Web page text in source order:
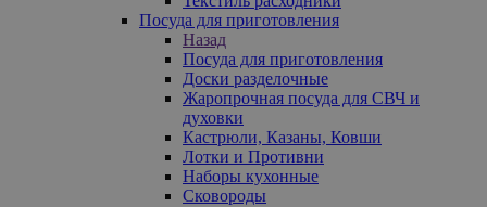
Посуда для приготовления
Назад
Посуда для приготовления
Доски разделочные
Жаропрочная посуда для СВЧ и
духовки
Кастрюли, Казаны, Ковши
Лотки и Противни
Наборы кухонные
Сковороды